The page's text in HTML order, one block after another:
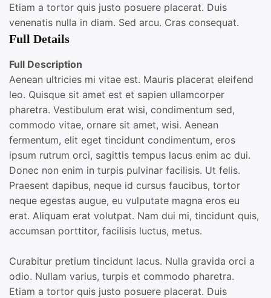
Etiam a tortor quis justo posuere placerat. Duis
venenatis nulla in diam. Sed arcu. Cras consequat.
Full Details
Full Description
Aenean ultricies mi vitae est. Mauris placerat eleifend
leo. Quisque sit amet est et sapien ullamcorper
pharetra. Vestibulum erat wisi, condimentum sed,
commodo vitae, ornare sit amet, wisi. Aenean
fermentum, elit eget tincidunt condimentum, eros
ipsum rutrum orci, sagittis tempus lacus enim ac dui.
Donec non enim in turpis pulvinar facilisis. Ut felis.
Praesent dapibus, neque id cursus faucibus, tortor
neque egestas augue, eu vulputate magna eros eu
erat. Aliquam erat volutpat. Nam dui mi, tincidunt quis,
accumsan porttitor, facilisis luctus, metus.
Curabitur pretium tincidunt lacus. Nulla gravida orci a
odio. Nullam varius, turpis et commodo pharetra.
Etiam a tortor quis justo posuere placerat. Duis